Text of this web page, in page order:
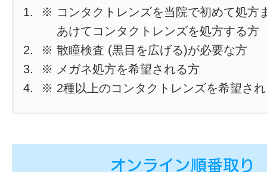
※ コンタクトレンズを当院で初めて処方
あけてコンタクトレンズを処方する方
※ 散瞳検査 (黒目を広げる)が必要な方
※ メガネ処方を希望される方
※ 2種以上のコンタクトレンズを希望さ